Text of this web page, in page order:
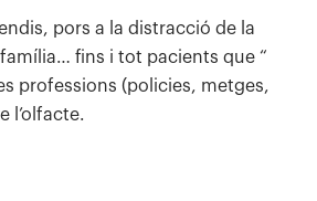
pors a la distracció de la
fins i tot pacients que “
professions (policies, metges,
l’olfacte.